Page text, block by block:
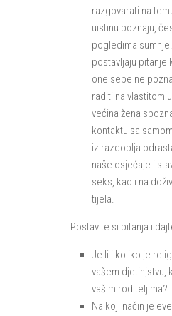
razgovarati na
uistinu poznaju,
pogledima
postavljaju pitanje
one sebe ne
raditi na vlastitom
većina žena
kontaktu sa
iz razdoblja
naše osjećaje i
seks, kao i na
tijela.
Postavite si pitanja i
Je li i koliko je
vašem djetinjstvu,
vašim roditeljima?
Na koji način je